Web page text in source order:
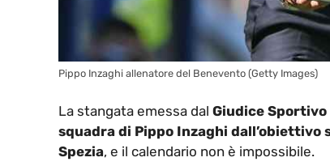
Pippo Inzaghi allenatore del Benevento (Getty Images)
La stangata emessa dal Giudice
squadra di Pippo Inzaghi dall’obiettivo
Spezia, e il calendario non è impossibile.